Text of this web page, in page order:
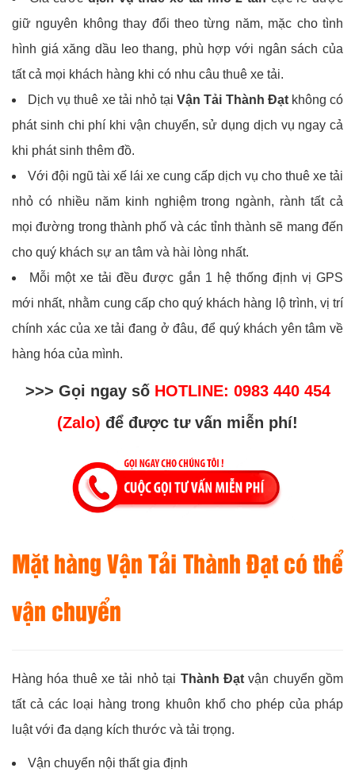
giữ nguyên không thay đổi theo từng năm, mặc cho tình
hình giá xăng dầu leo thang, phù hợp với ngân sách của
tất cả mọi khách hàng khi có nhu câu thuê xe tải.
Dịch vụ thuê xe tải nhỏ tạiVận Tải Thành Đạtkhông có
phát sinh chi phí khi vận chuyển, sử dụng dịch vụ ngay cả
khi phát sinh thêm đồ.
Với đội ngũ tài xế lái xe cung cấp dịch vụ cho thuê xe tải
nhỏ có nhiều năm kinh nghiệm trong ngành, rành tất cả
mọi đường trong thành phố và các tỉnh thành sẽ mang đến
cho quý khách sự an tâm và hài lòng nhất.
Mỗi một xe tải đều được gắn 1 hệ thống định vị GPS
mới nhất, nhằm cung cấp cho quý khách hàng lộ trình, vị trí
chính xác của xe tải đang ở đâu, để quý khách yên tâm về
hàng hóa của mình.
>>> Gọi ngay số HOTLINE: 0983 440 454
(Zalo) để được tư vấn miễn phí!
Mặt hàng Vận Tải Thành Đạt có thể
vận chuyển
Hàng hóa thuê xe tải nhỏ tại Thành Đạtvận chuyển gồm
tất cả các loại hàng trong khuôn khổ cho phép của pháp
luật với đa dạng kích thước và tải trọng.
Vận chuyển nội thất gia định